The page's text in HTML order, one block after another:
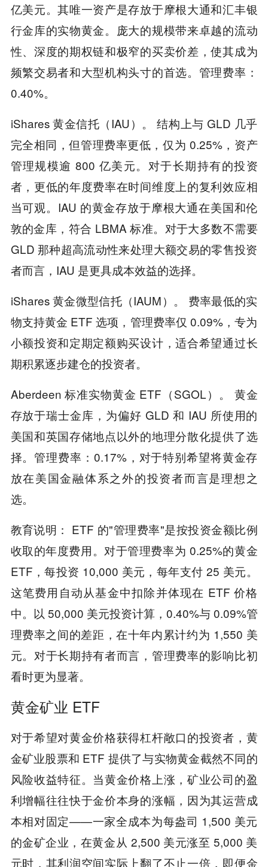
亿美元。其唯一资产是存放于摩根大通和汇丰银
行金库的实物黄金。庞大的规模带来卓越的流动
性、深度的期权链和极窄的买卖价差，使其成为
频繁交易者和大型机构头寸的首选。管理费率：
0.40%。
iShares 黄金信托（IAU）。 结构上与 GLD 几乎
完全相同，但管理费率更低，仅为 0.25%，资产
管理规模逾 800 亿美元。对于长期持有的投资
者，更低的年度费率在时间维度上的复利效应相
当可观。IAU 的黄金存放于摩根大通在美国和伦
敦的金库，符合 LBMA 标准。对于大多数不需要
GLD 那种超高流动性来处理大额交易的零售投资
者而言，IAU 是更具成本效益的选择。
iShares 黄金微型信托（IAUM）。 费率最低的实
物支持黄金 ETF 选项，管理费率仅 0.09%，专为
小额投资和定期定额购买设计，适合希望通过长
期积累逐步建仓的投资者。
Aberdeen 标准实物黄金 ETF（SGOL）。 黄金
存放于瑞士金库，为偏好 GLD 和 IAU 所使用的
美国和英国存储地点以外的地理分散化提供了选
择。管理费率：0.17%，对于特别希望将黄金存
放在美国金融体系之外的投资者而言是理想之
选。
教育说明： ETF 的"管理费率"是按投资金额比例
收取的年度费用。对于管理费率为 0.25%的黄金
ETF，每投资 10,000 美元，每年支付 25 美元。
这笔费用自动从基金中扣除并体现在 ETF 价格
中。以 50,000 美元投资计算，0.40%与 0.09%管
理费率之间的差距，在十年内累计约为 1,550 美
元。对于长期持有者而言，管理费率的影响比初
看时更为显著。
黄金矿业 ETF
对于希望对黄金价格获得杠杆敞口的投资者，黄
金矿业股票和 ETF 提供了与实物黄金截然不同的
风险收益特征。当黄金价格上涨，矿业公司的盈
利增幅往往快于金价本身的涨幅，因为其运营成
本相对固定——一家全成本为每盎司 1,500 美元
的金矿企业，在黄金从 2,500 美元涨至 5,000 美
元时，其利润空间实际上翻了不止一倍，即便金